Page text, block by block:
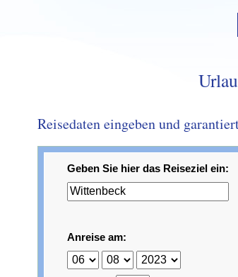
Reisedaten eingeben und
Geben Sie hier das Reiseziel ein:
Anreise am: